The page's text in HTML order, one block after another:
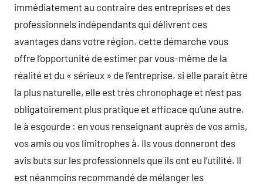
immédiatement au contraire des entreprises et des
professionnels indépendants qui délivrent ces
avantages dans votre région. cette démarche vous
offre l’opportunité de estimer par vous-même de la
réalité et du « sérieux » de l’entreprise. si elle parait être
la plus naturelle, elle est très chronophage et n’est pas
obligatoirement plus pratique et efficace qu’une autre.
le à esgourde : en vous renseignant auprès de vos amis,
vos amis ou vos limitrophes à. Ils vous donneront des
avis buts sur les professionnels que ils ont eu l’utilité. Il
est néanmoins recommandé de mélanger les